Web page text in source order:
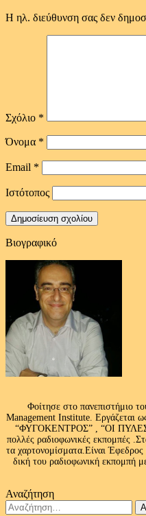
Η ηλ. διεύθυνση σας δεν
Σχόλιο *
Όνομα *
Email *
Ιστότοπος
Βιογραφικό
Φοίτησε στο πανεπιστήμιο
Management Institute. Εργάζεται
“ΦΥΓΟΚΕΝΤΡΟΣ” , “ΟΙ
πολλές ραδιοφωνικές εκπομπές
τα χαρτονομίσματα.Είναι
δική του ραδιοφωνική
Αναζήτηση
Αναζήτηση